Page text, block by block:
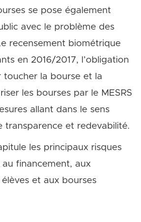
se pose également
avec le problème des
recensement biométrique
en 2016/2017, l’obligation
toucher la bourse et la
les bourses par le MESRS
allant dans le sens
transparence et redevabilité.
les principaux risques
financement, aux
et aux bourses